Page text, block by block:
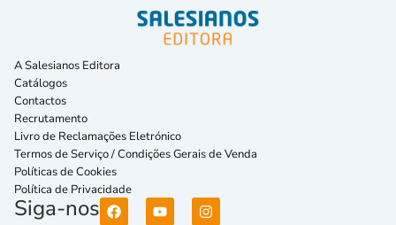
A Salesianos Editora
Catálogos
Contactos
Recrutamento
Livro de Reclamações Eletrónico
Termos de Serviço / Condições Gerais de Venda
Políticas de Cookies
Política de Privacidade
Siga-nos